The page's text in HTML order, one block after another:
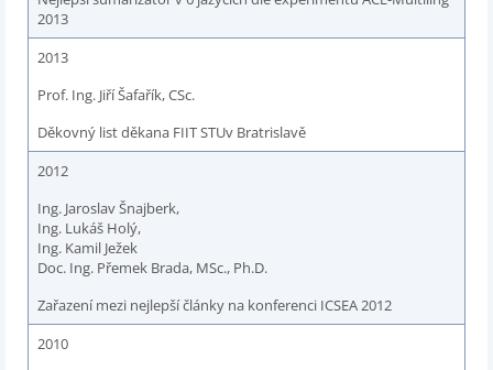
2013
2013
Prof. Ing. Jiří Šafařík, CSc.
Děkovný list děkana FIIT STUv Bratrislavě
2012
Ing. Jaroslav Šnajberk,
Ing. Lukáš Holý,
Ing. Kamil Ježek
Doc. Ing. Přemek Brada, MSc., Ph.D.
Zařazení mezi nejlepší články na konferenci ICSEA 2012
2010